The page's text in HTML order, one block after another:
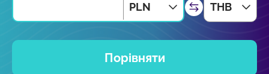
PLN THB
Порівняти